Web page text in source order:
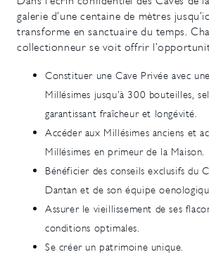
galerie d’une centaine de mètres
transforme en sanctuaire du temps.
collectionneur se voit offrir
Constituer une Cave Privée avec
Millésimes jusqu’à 300 bouteilles,
garantissant fraîcheur et longévité.
Accéder aux Millésimes anciens et
Millésimes en primeur de la Maison.
Bénéficier des conseils exclusifs du
Dantan et de son équipe
Assurer le vieillissement de ses
conditions optimales.
Se créer un patrimoine unique.